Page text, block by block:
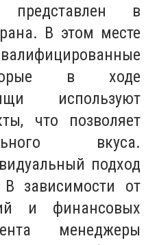
представлен в
В этом месте
в ходе
используют
что позволяет
вкуса.
подход
зависимости от
и финансовых
менеджеры